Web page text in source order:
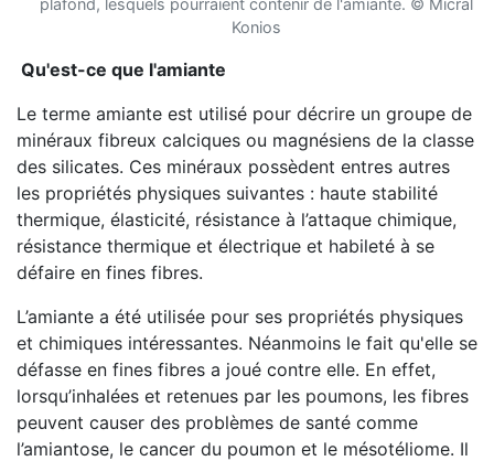
plafond, lesquels pourraient contenir de l'amiante. © Micral
Konios
Qu'est-ce que l'amiante
Le terme amiante est utilisé pour décrire un groupe de
minéraux fibreux calciques ou magnésiens de la classe
des silicates. Ces minéraux possèdent entres autres
les propriétés physiques suivantes : haute stabilité
thermique, élasticité, résistance à l’attaque chimique,
résistance thermique et électrique et habileté à se
défaire en fines fibres.
L’amiante a été utilisée pour ses propriétés physiques
et chimiques intéressantes. Néanmoins le fait qu'elle se
défasse en fines fibres a joué contre elle. En effet,
lorsqu’inhalées et retenues par les poumons, les fibres
peuvent causer des problèmes de santé comme
l’amiantose, le cancer du poumon et le mésotéliome. Il